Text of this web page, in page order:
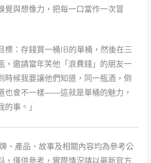
覺與想像力，把每一口當作一次冒
標：存錢買一桶IB的單桶，然後在三
，邀請當年笑他「浪費錢」的朋友一
時候我要讓他們知道，同一瓶酒，倒
也會不一樣——這就是單桶的魅力，
事。」
、產品、故事及相關內容均為參考公
，僅供參考，實際情況請以最新官方